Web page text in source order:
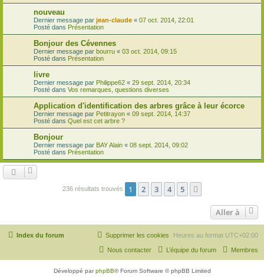
nouveau
Dernier message par jean-claude « 07 oct. 2014, 22:01
Posté dans Présentation
Bonjour des Cévennes
Dernier message par bourru « 03 oct. 2014, 09:15
Posté dans Présentation
livre
Dernier message par Philippe62 « 29 sept. 2014, 20:34
Posté dans Vos remarques, questions diverses
Application d'identification des arbres grâce à leur écorce
Dernier message par Petitrayon « 09 sept. 2014, 14:37
Posté dans Quel est cet arbre ?
Bonjour
Dernier message par BAY Alain « 08 sept. 2014, 09:02
Posté dans Présentation
236 résultats trouvés 1 2 3 4 5
Aller à
Index du forum Heures au format UTC+02:00
Supprimer les cookies
Membres
L’équipe du forum
Nous contacter
Développé parphpBB® Forum Software © phpBB Limited